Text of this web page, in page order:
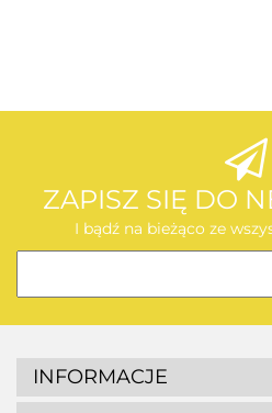
AEG
ZAPISZ SIĘ DO
I bądź na bieżąco ze
INFORMACJE